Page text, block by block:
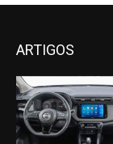
ARTIGOS